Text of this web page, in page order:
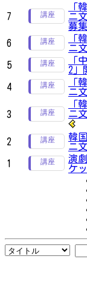
7
「
ニ
募集
6
「
ニ
5
「
2」
4
「
ニ
3
「
ニ
2
韓
ニ
1
演
ケ